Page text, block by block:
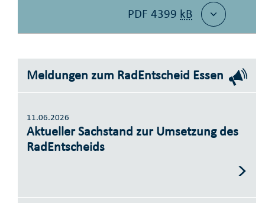
PDF 4399 kB
Meldungen zum RadEntscheid Essen
11.06.2026
Aktueller Sachstand zur Umsetzung des
RadEntscheids